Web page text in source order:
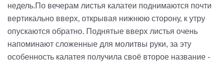
недель.По вечерам листья калатеи поднимаются почти
вертикально вверх, открывая нижнюю сторону, к утру
опускаются обратно. Поднятые вверх листья очень
напоминают сложенные для молитвы руки, за эту
особенность калатея получила своё второе название -